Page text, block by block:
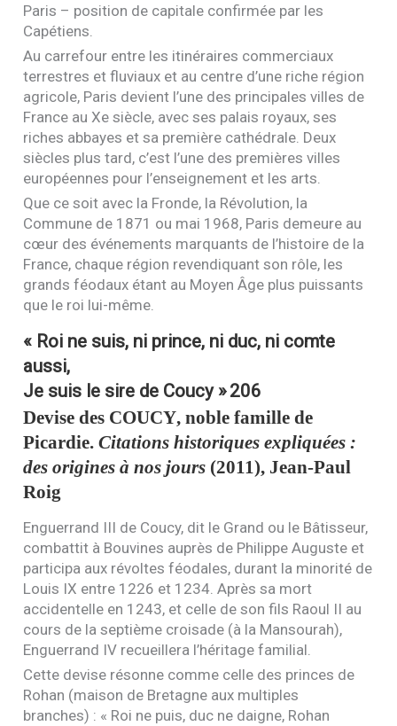
Paris – position de capitale confirmée par les
Capétiens.
Au carrefour entre les itinéraires commerciaux
terrestres et fluviaux et au centre d’une riche région
agricole, Paris devient l’une des principales villes de
France au Xe siècle, avec ses palais royaux, ses
riches abbayes et sa première cathédrale. Deux
siècles plus tard, c’est l’une des premières villes
européennes pour l’enseignement et les arts.
Que ce soit avec la Fronde, la Révolution, la
Commune de 1871 ou mai 1968, Paris demeure au
cœur des événements marquants de l’histoire de la
France, chaque région revendiquant son rôle, les
grands féodaux étant au Moyen Âge plus puissants
que le roi lui-même.
« Roi ne suis, ni prince, ni duc, ni comte
aussi,
Je suis le sire de Coucy »206
Devise des COUCY, noble famille de
Picardie.Citations historiques expliquées :
des origines à nos jours (2011), Jean-Paul
Roig
Enguerrand III de Coucy, dit le Grand ou le Bâtisseur,
combattit à Bouvines auprès de Philippe Auguste et
participa aux révoltes féodales, durant la minorité de
Louis IX entre 1226 et 1234. Après sa mort
accidentelle en 1243, et celle de son fils Raoul II au
cours de la septième croisade (à la Mansourah),
Enguerrand IV recueillera l’héritage familial.
Cette devise résonne comme celle des princes de
Rohan (maison de Bretagne aux multiples
branches) : « Roi ne puis, duc ne daigne, Rohan